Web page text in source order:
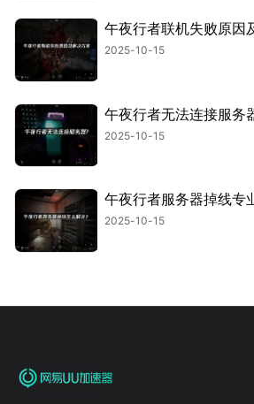
午夜行者联机失败原因
2025-10-15
午夜行者无法连接服务
2025-10-15
午夜行者服务器掉线专
2025-10-15